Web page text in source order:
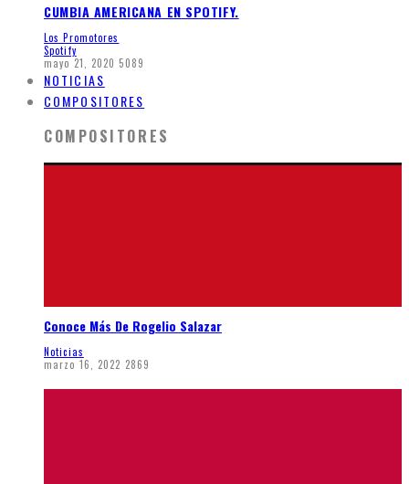
CUMBIA AMERICANA EN SPOTIFY.
Los Promotores
Spotify
mayo 21, 2020 5089
NOTICIAS
COMPOSITORES
COMPOSITORES
Conoce Más De Rogelio Salazar
Noticias
marzo 16, 2022 2869